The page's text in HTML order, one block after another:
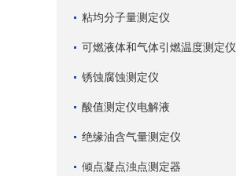
粘均分子量测定仪
可燃液体和气体引燃温度测定仪
锈蚀腐蚀测定仪
酸值测定仪电解液
绝缘油含气量测定仪
倾点凝点浊点测定器